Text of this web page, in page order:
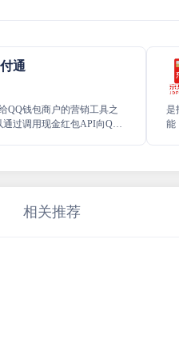
通
QQ钱包商户的营销工具之
过调用现金红包API向QQ
是
能
相关推荐